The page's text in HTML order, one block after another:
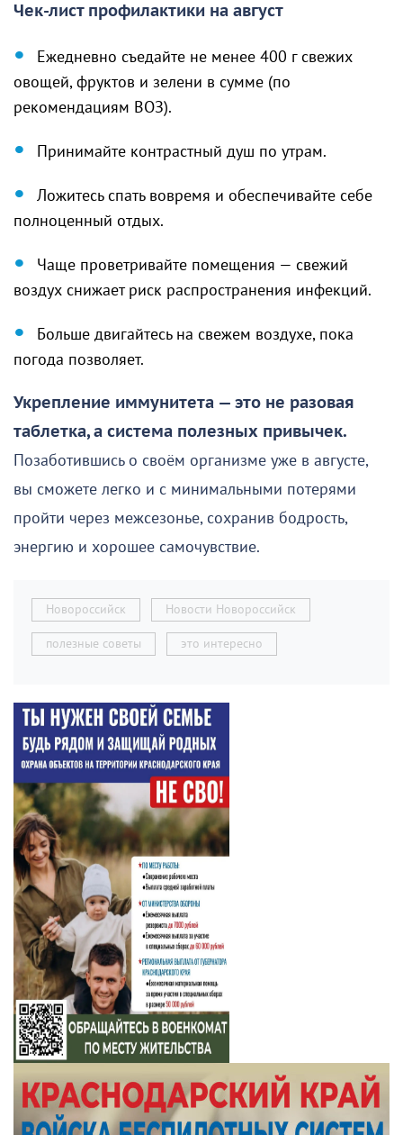
Чек-лист профилактики на август
Ежедневно съедайте не менее 400 г свежих
овощей, фруктов и зелени в сумме (по
рекомендациям ВОЗ).
Принимайте контрастный душ по утрам.
Ложитесь спать вовремя и обеспечивайте себе
полноценный отдых.
Чаще проветривайте помещения — свежий
воздух снижает риск распространения инфекций.
Больше двигайтесь на свежем воздухе, пока
погода позволяет.
Укрепление иммунитета — это не разовая
таблетка, а система полезных привычек.
Позаботившись о своём организме уже в августе,
вы сможете легко и с минимальными потерями
пройти через межсезонье, сохранив бодрость,
энергию и хорошее самочувствие.
Новороссийск Новости Новороссийск
полезные советы это интересно